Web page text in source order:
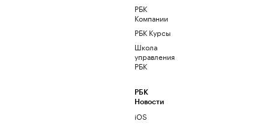
РБК
Компании
РБК Курсы
Школа
управления
РБК
РБК
Новости
iOS